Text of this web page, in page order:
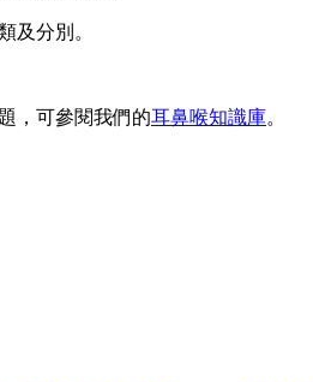
及分別。
，可參閱我們的耳鼻喉知識庫。